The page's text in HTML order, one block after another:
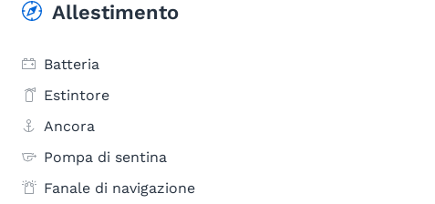
Allestimento
Batteria
Estintore
Ancora
Pompa di sentina
Fanale di navigazione